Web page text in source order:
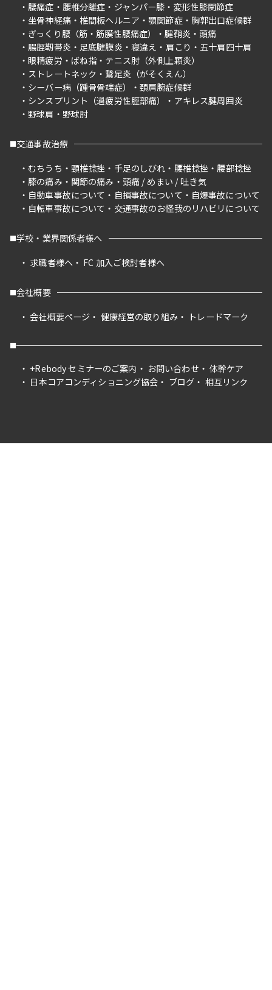
腰痛症
腰椎分離症 ジャンパー膝
変形性膝関節症
坐骨神経痛
椎間板ヘルニア 顎関節症
胸郭出口症候群
ぎっくり腰（筋・筋膜性腰痛症）
腱鞘炎
頭痛
腸脛靭帯炎
足底腱膜炎 寝違え 肩こり
五十肩四十肩
眼精疲労
ばね指
テニス肘（外側上顆炎）
ストレートネック
鵞足炎（がそくえん）
シーバー病（踵骨骨端症）
頚肩腕症候群
シンスプリント（過疲労性脛部痛）
アキレス腱周囲炎
野球肩
野球肘
交通事故治療
むちうち
頸椎捻挫 手足のしびれ 腰椎捻挫
腰部捻挫
膝の痛み
関節の痛み
頭痛 / めまい / 吐き気
自動車事故について
自損事故について
自爆事故について
自転車事故について
交通事故のお怪我のリハビリについて
学校・業界関係者様へ
求職者様へ
FC 加入ご検討者様へ
会社概要
会社概要ページ
健康経営の取り組み トレードマーク
+Rebody セミナーのご案内 お問い合わせ
体幹ケア
日本コアコンディショニング協会
ブログ 相互リンク